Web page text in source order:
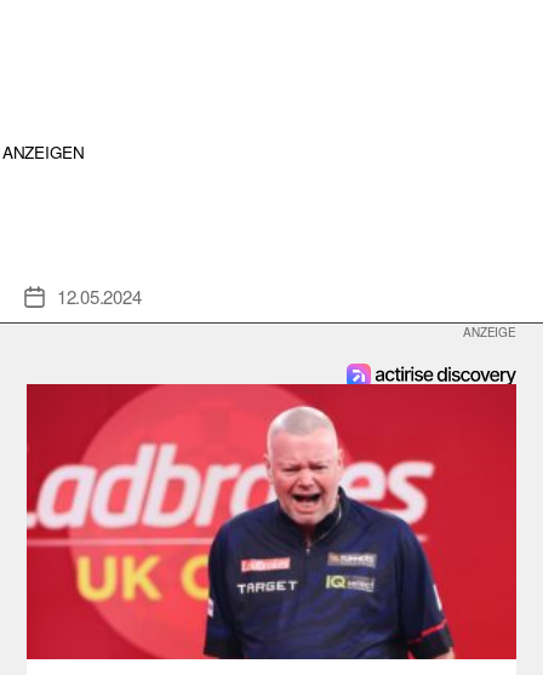
ANZEIGEN
Veröffentlichungsdatum
12.05.2024